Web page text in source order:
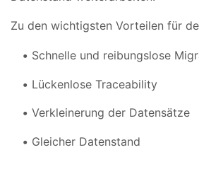
Zu den wichtigsten Vorteilen für
Schnelle und reibungslose
Lückenlose Traceability
Verkleinerung der Datensätze
Gleicher Datenstand